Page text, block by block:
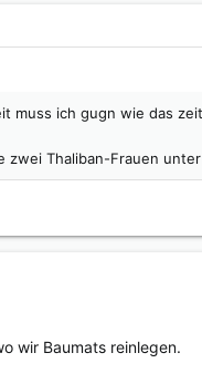
muss ich gugn wie das
Thaliban-Frauen
wir Baumats reinlegen.